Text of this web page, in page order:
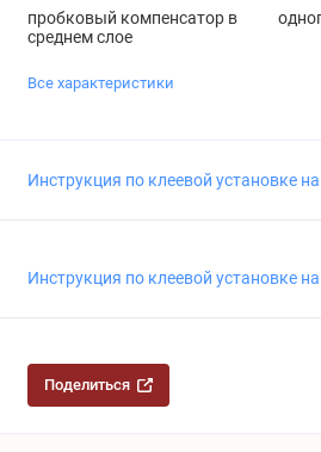
пробковый компенсатор в
среднем слое
Все характеристики
Поделиться
Инструкция по клеевой установке
Инструкция по клеевой установке